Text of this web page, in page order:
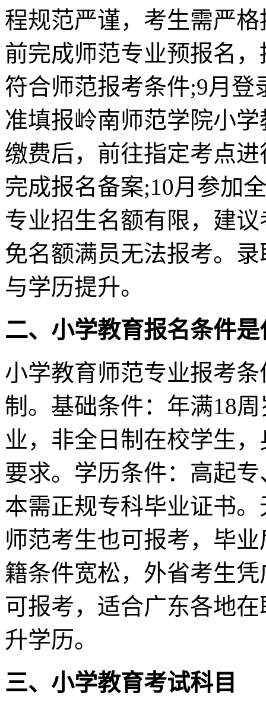
程规范严谨，考生需严
前完成师范专业预报名
符合师范报考条件;9月
准填报岭南师范学院小
缴费后，前往指定考点
完成报名备案;10月参加
专业招生名额有限，建
免名额满员无法报考。
与学历提升。
二、 小学教育报名条件是
小学教育师范专业报考
制。基础条件：年满18
业，非全日制在校学生
要求。学历条件：高起
本需正规专科毕业证书
师范考生也可报考，毕
籍条件宽松，外省考生
可报考，适合广东各地
升学历。
三、 小学教育考试科目